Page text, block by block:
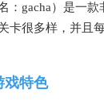
：gacha）是一
卡很多样，并且
戏特色